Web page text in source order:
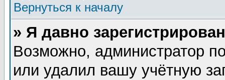
Вернуться к началу
» Я давно
Возможно, администратор
или удалил вашу учётную